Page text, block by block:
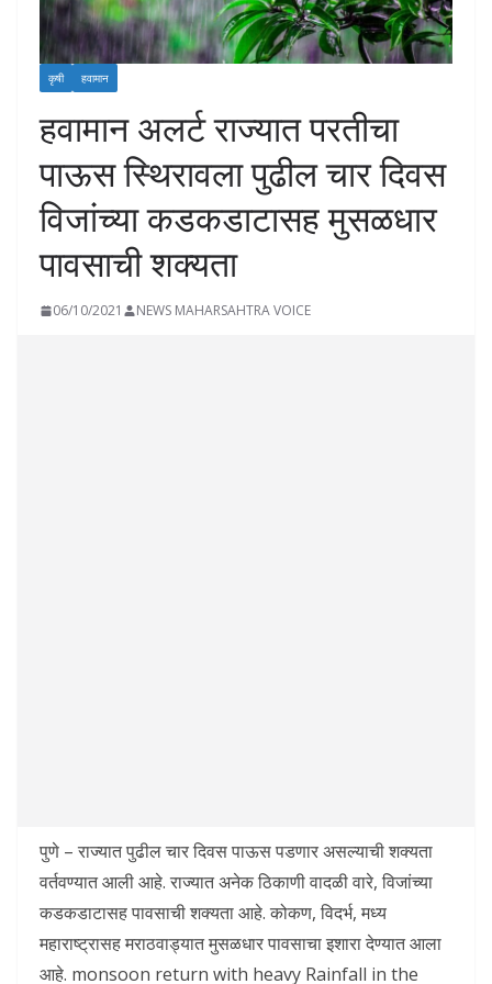
कृषी हवामान
हवामान अलर्ट राज्यात परतीचा
पाऊस स्थिरावला पुढील चार दिवस
विजांच्या कडकडाटासह मुसळधार
पावसाची शक्यता
06/10/2021 NEWS MAHARSAHTRA VOICE
पुणे – राज्यात पुढील चार दिवस पाऊस पडणार असल्याची शक्यता
वर्तवण्यात आली आहे. राज्यात अनेक ठिकाणी वादळी वारे, विजांच्या
कडकडाटासह पावसाची शक्यता आहे. कोकण, विदर्भ, मध्य
महाराष्ट्रासह मराठवाड्यात मुसळधार पावसाचा इशारा देण्यात आला
आहे. monsoon return with heavy Rainfall in the